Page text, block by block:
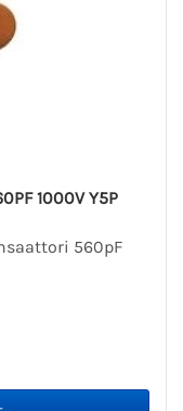
1000V Y5P
560pF